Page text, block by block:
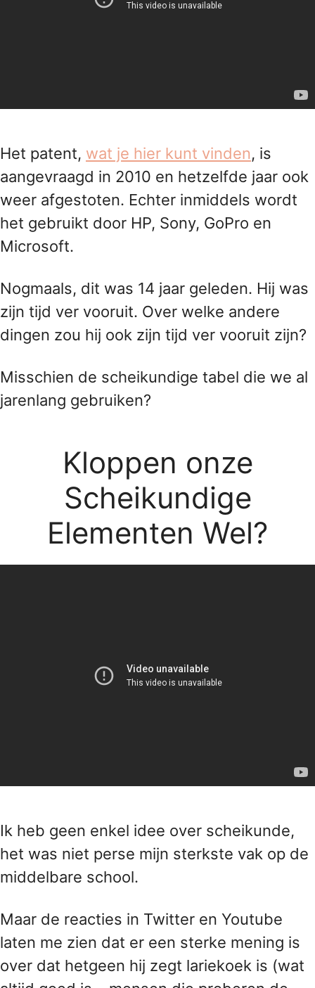
Het patent, wat je hier kunt vinden, is
aangevraagd in 2010 en hetzelfde jaar ook
weer afgestoten. Echter inmiddels wordt
het gebruikt door HP, Sony, GoPro en
Microsoft.
Nogmaals, dit was 14 jaar geleden. Hij was
zijn tijd ver vooruit. Over welke andere
dingen zou hij ook zijn tijd ver vooruit zijn?
Misschien de scheikundige tabel die we al
jarenlang gebruiken?
Kloppen onze
Scheikundige
Elementen Wel?
Ik heb geen enkel idee over scheikunde,
het was niet perse mijn sterkste vak op de
middelbare school.
Maar de reacties in Twitter en Youtube
laten me zien dat er een sterke mening is
over dat hetgeen hij zegt lariekoek is (wat